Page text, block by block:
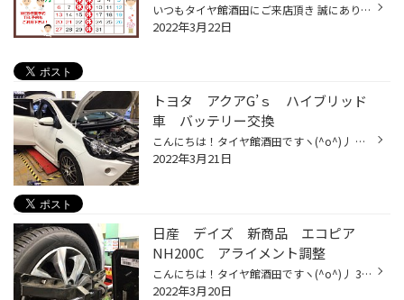
いつもタイヤ館酒田にご来店頂き 誠にありがとうございます!(^^)! 3/23(水)は 当店定休日となりますm(__)m 24日(木)より 通常営業となりますので 宜しくお願い致します。 【春のタイヤ大商談会】は今月31日まで！！！ 皆様のご来店をお待ちしておりますヽ(^o^)丿
2022年3月22日
トヨタ アクアG’ｓ ハイブリッド
車 バッテリー交換
こんにちは！タイヤ館酒田ですヽ(^o^)丿 只今 【春のタイヤ大商談会】好評開催中です！！ さて本日の PITではバッテリー交換を3台連続で作業中!(^^)! 一部ご紹介させて頂きます。 お車は トヨタ アクアG’ｓ バッテリーサイズは Ｓ３４Ｂ20Ｒ 交換させて頂いたバッテリーは トヨタ系ハイブリッド車対...
2022年3月21日
日産 デイズ 新商品 エコピア
NH200C アライメント調整
こんにちは！タイヤ館酒田ですヽ(^o^)丿 3連休の真ん中♪【春のタイヤ商談会】も2日目の今日です♪ 本日も皆様のご来店ありがとうございます！！！！ さて今日は 日産 デイズに新商品 エコピア NH200C 165/55R15 タイヤ交換＆アライメント調整作業です!(^^)! これまでも何度かご紹介させていただいた...
2022年3月20日